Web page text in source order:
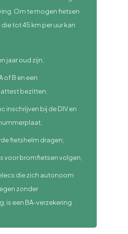
Om te mogen fietsen
tot 45 km per uur kan
jaar oud zijn;
of B en een
bezitten;
inschrijven bij de DIV en
fietshelm dragen;
voor bromfietsen volgen;
die zich autonoom
zonder
is een BA-verzekering